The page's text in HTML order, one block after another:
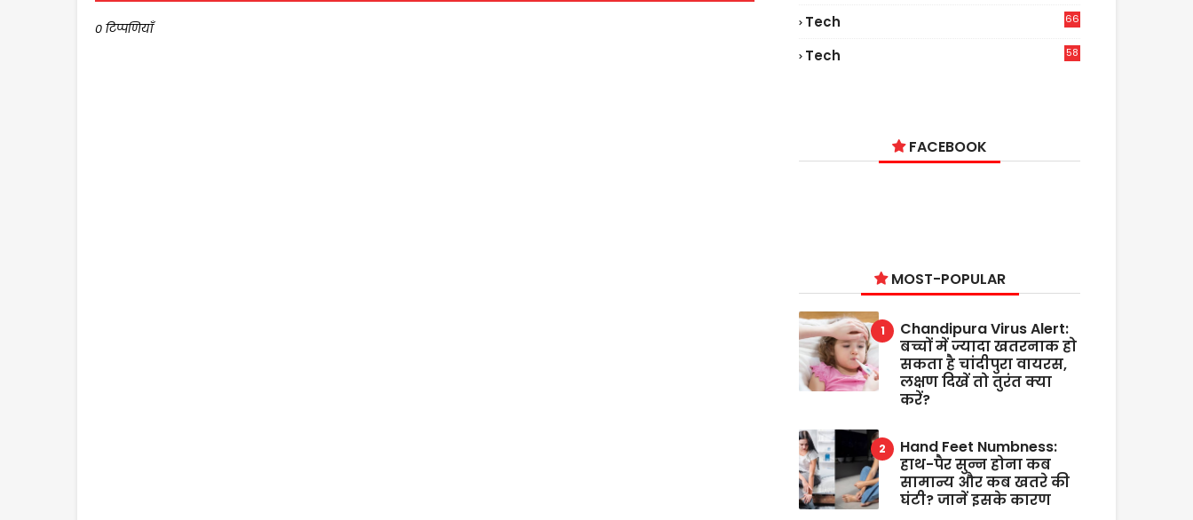
0 टिप्पणियाँ Tech
66
Tech
58
FACEBOOK
MOST-POPULAR
Chandipura Virus Alert:
बच्चों में ज्यादा खतरनाक हो
सकता है चांदीपुरा वायरस,
लक्षण दिखें तो तुरंत क्या
करें?
Hand Feet Numbness:
हाथ-पैर सुन्न होना कब
सामान्य और कब खतरे की
घंटी? जानें इसके कारण